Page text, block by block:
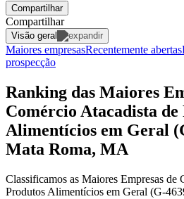
Compartilhar
Compartilhar
Visão geral
Maiores empresasRecentemente abertas
prospecção
Ranking das Maiores
Comércio Atacadista de
Alimentícios em Geral
Mata Roma, MA
Classificamos as Maiores Empresas de
Produtos Alimentícios em Geral (G-